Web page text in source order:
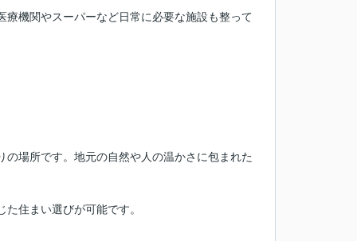
機関やスーパーなど日常に必要な施設も整って
場所です。地元の自然や人の温かさに包まれた
住まい選びが可能です。